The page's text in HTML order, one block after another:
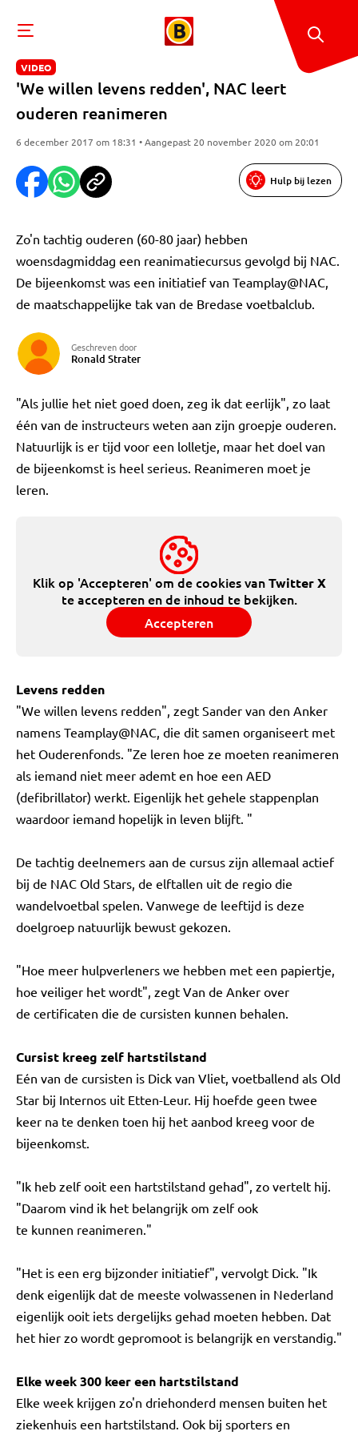
VIDEO
'We willen levens redden', NAC leert
ouderen reanimeren
6 december 2017 om 18:31 • Aangepast 20 november 2020 om 20:01
Hulp bij lezen
Zo'n tachtig ouderen (60-80 jaar) hebben
woensdagmiddag een reanimatiecursus gevolgd bij NAC.
De bijeenkomst was een initiatief van Teamplay@NAC,
de maatschappelijke tak van de Bredase voetbalclub.
Geschreven door
Ronald Strater
"Als jullie het niet goed doen, zeg ik dat eerlijk", zo laat
één van de instructeurs weten aan zijn groepje ouderen.
Natuurlijk is er tijd voor een lolletje, maar het doel van
de bijeenkomst is heel serieus. Reanimeren moet je
leren.
Klik op 'Accepteren' om de cookies vanTwitter X
te accepteren en de inhoud te bekijken.
Accepteren
Levens redden
"We willen levens redden", zegt Sander van den Anker
namens Teamplay@NAC, die dit samen organiseert met
het Ouderenfonds. "Ze leren hoe ze moeten reanimeren
als iemand niet meer ademt en hoe een AED
(defibrillator) werkt. Eigenlijk het gehele stappenplan
waardoor iemand hopelijk in leven blijft. "
De tachtig deelnemers aan de cursus zijn allemaal actief
bij de NAC Old Stars, de elftallen uit de regio die
wandelvoetbal spelen. Vanwege de leeftijd is deze
doelgroep natuurlijk bewust gekozen.
"Hoe meer hulpverleners we hebben met een papiertje,
hoe veiliger het wordt", zegt Van de Anker over
de certificaten die de cursisten kunnen behalen.
Cursist kreeg zelf hartstilstand
Eén van de cursisten is Dick van Vliet, voetballend als Old
Star bij Internos uit Etten-Leur. Hij hoefde geen twee
keer na te denken toen hij het aanbod kreeg voor de
bijeenkomst.
"Ik heb zelf ooit een hartstilstand gehad", zo vertelt hij.
"Daarom vind ik het belangrijk om zelf ook
te kunnen reanimeren."
"Het is een erg bijzonder initiatief", vervolgt Dick. "Ik
denk eigenlijk dat de meeste volwassenen in Nederland
eigenlijk ooit iets dergelijks gehad moeten hebben. Dat
het hier zo wordt gepromoot is belangrijk en verstandig."
Elke week 300 keer een hartstilstand
Elke week krijgen zo'n driehonderd mensen buiten het
ziekenhuis een hartstilstand. Ook bij sporters en